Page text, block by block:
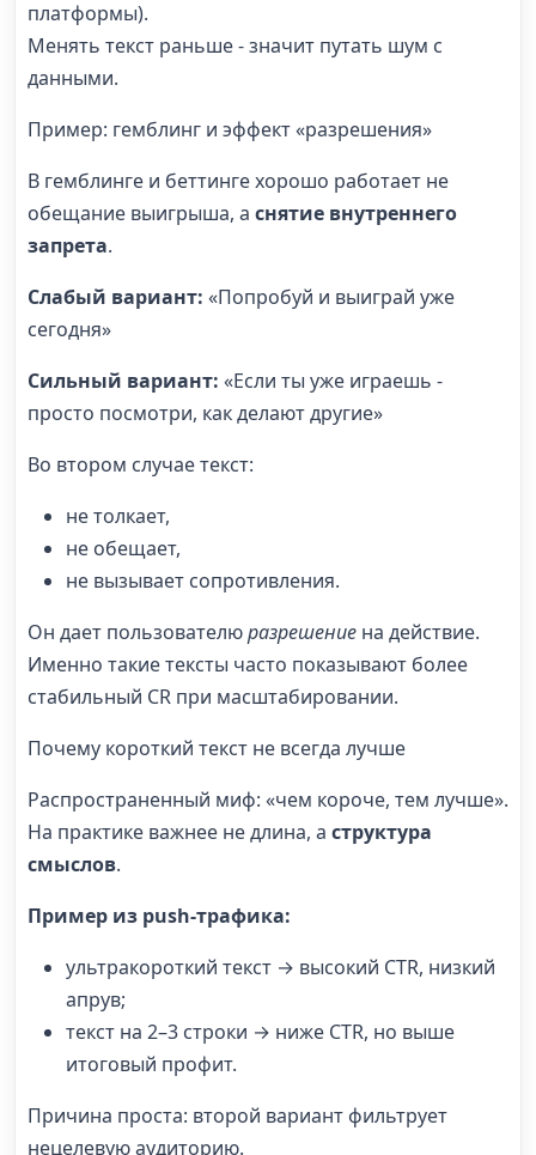
платформы).
Менять текст раньше - значит путать шум с
данными.
Пример: гемблинг и эффект «разрешения»
В гемблинге и беттинге хорошо работает не
обещание выигрыша, а снятие внутреннего
запрета.
Слабый вариант: «Попробуй и выиграй уже
сегодня»
Сильный вариант: «Если ты уже играешь -
просто посмотри, как делают другие»
Во втором случае текст:
не толкает,
не обещает,
не вызывает сопротивления.
Он дает пользователюразрешение на действие.
Именно такие тексты часто показывают более
стабильный CR при масштабировании.
Почему короткий текст не всегда лучше
Распространенный миф: «чем короче, тем лучше».
На практике важнее не длина, а структура
смыслов.
Пример из push-трафика:
ультракороткий текст → высокий CTR, низкий
апрув;
текст на 2–3 строки → ниже CTR, но выше
итоговый профит.
Причина проста: второй вариант фильтрует
нецелевую аудиторию.